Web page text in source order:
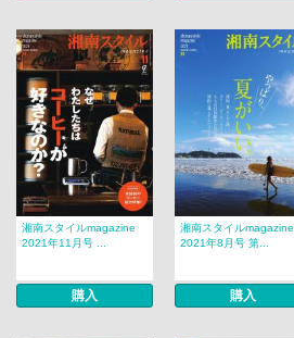
湘南スタイルmagazine
2021年11月号 ...
購入
湘南スタイルmagazine
2021年8月号 第...
購入